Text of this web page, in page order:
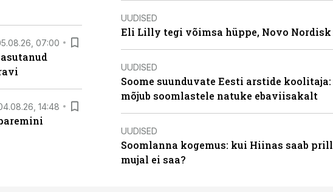
07:00
14:48
UUDISED
Eli Lilly tegi võimsa hüppe, Novo Nordisk
UUDISED
Soome suunduvate Eesti arstide
mõjub soomlastele natuke ebaviisakalt
UUDISED
Soomlanna kogemus: kui Hiinas saab
mujal ei saa?